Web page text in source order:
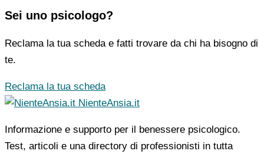
Sei uno psicologo?
Reclama la tua scheda e fatti trovare da chi ha bisogno di
te.
Reclama la tua scheda
NienteAnsia.it
Informazione e supporto per il benessere psicologico.
Test, articoli e una directory di professionisti in tutta